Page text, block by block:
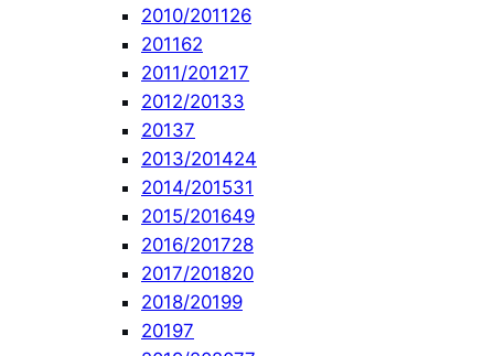
2010/201126
201162
2011/201217
2012/20133
20137
2013/201424
2014/201531
2015/201649
2016/201728
2017/201820
2018/20199
20197